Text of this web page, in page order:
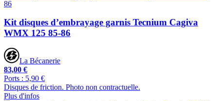
Kit disques d’embrayage garnis Tecnium Cagiva
WMX 125 85-86
La Bécanerie
83,00 €
Ports : 5,90 €
Disques de friction. Photo non contractuelle.
Plus d'infos